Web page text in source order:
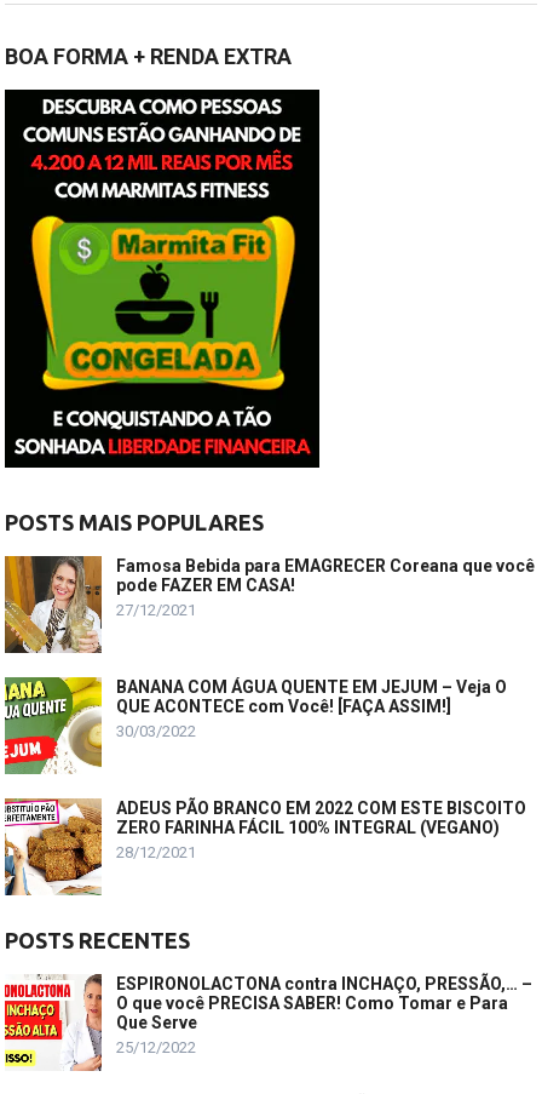
BOA FORMA + RENDA EXTRA
POSTS MAIS POPULARES
Famosa Bebida para EMAGRECER Coreana que você
pode FAZER EM CASA!
27/12/2021
BANANA COM ÁGUA QUENTE EM JEJUM – Veja O
QUE ACONTECE com Você! [FAÇA ASSIM!]
30/03/2022
ADEUS PÃO BRANCO EM 2022 COM ESTE BISCOITO
ZERO FARINHA FÁCIL 100% INTEGRAL (VEGANO)
28/12/2021
POSTS RECENTES
ESPIRONOLACTONA contra INCHAÇO, PRESSÃO,… –
O que você PRECISA SABER! Como Tomar e Para
Que Serve
25/12/2022